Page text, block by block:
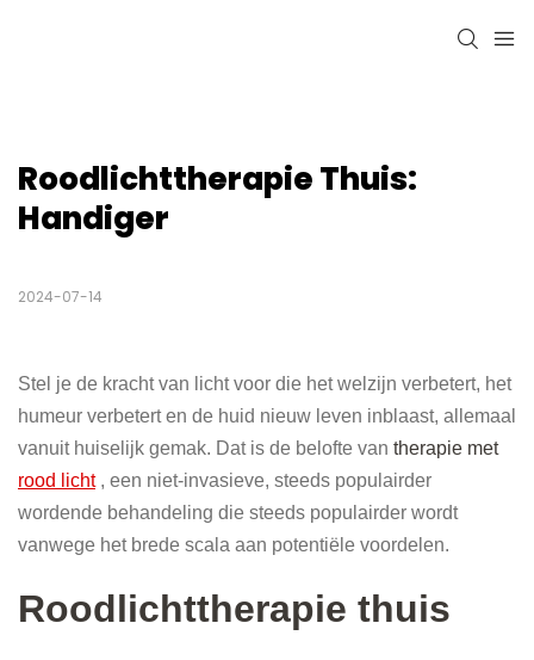
Roodlichttherapie Thuis:
Handiger
2024-07-14
Stel je de kracht van licht voor die het welzijn verbetert, het
humeur verbetert en de huid nieuw leven inblaast, allemaal
vanuit huiselijk gemak. Dat is de belofte van therapie met
rood licht , een niet-invasieve, steeds populairder
wordende behandeling die steeds populairder wordt
vanwege het brede scala aan potentiële voordelen.
Roodlichttherapie thuis